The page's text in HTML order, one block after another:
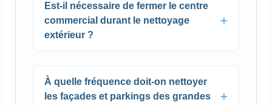
Est-il nécessaire de fermer le centre
commercial durant le nettoyage
extérieur ?
À quelle fréquence doit-on nettoyer
les façades et parkings des grandes